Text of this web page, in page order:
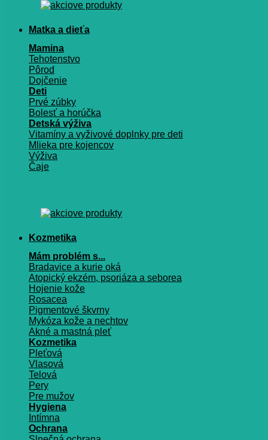
Matka a dieťa
Mamina
Tehotenstvo
Pôrod
Dojčenie
Deti
Prvé zúbky
Bolesť a horúčka
Detská výživa
Vitamíny a vyživové doplnky pre deti
Mlieka pre kojencov
Výživa
Čaje
Kozmetika
Mám problém s...
Bradavice a kurie oká
Atopický ekzém, psoriáza a seborea
Hojenie kože
Rosacea
Pigmentové škvrny
Mykóza kože a nechtov
Akné a mastná pleť
Kozmetika
Pleťová
Vlasová
Telová
Pery
Pre mužov
Hygiena
Intímna
Ochrana